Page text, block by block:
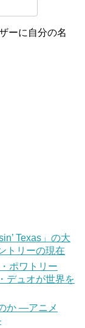
ーに自分の名
Texas」の大
トリーの現在
ポワトリー
デュオが世界を
か —アニメ